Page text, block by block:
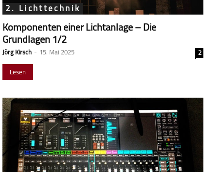
2. Lichttechnik
Komponenten einer Lichtanlage – Die
Grundlagen 1/2
Jörg Kirsch - 15. Mai 2025
2
Lesen